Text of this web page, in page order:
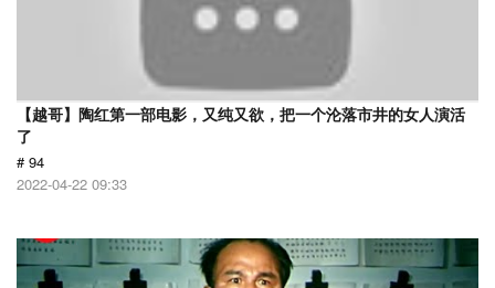
【越哥】陶红第一部电影，又纯又欲，把一个沦落市井的女人演活
了
# 94
2022-04-22 09:33